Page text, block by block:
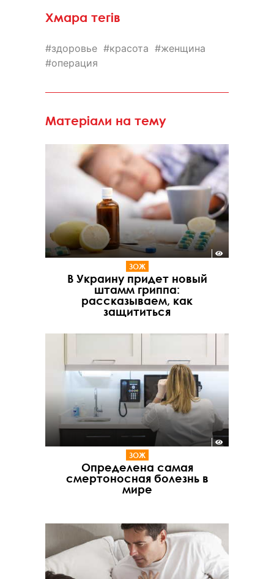
Хмара тегів
здоровье красота
женщина
операция
Матеріали на тему
ЗОЖ
В Украину придет новый
штамм гриппа:
рассказываем, как
защититься
ЗОЖ
Определена самая
смертоносная болезнь в
мире